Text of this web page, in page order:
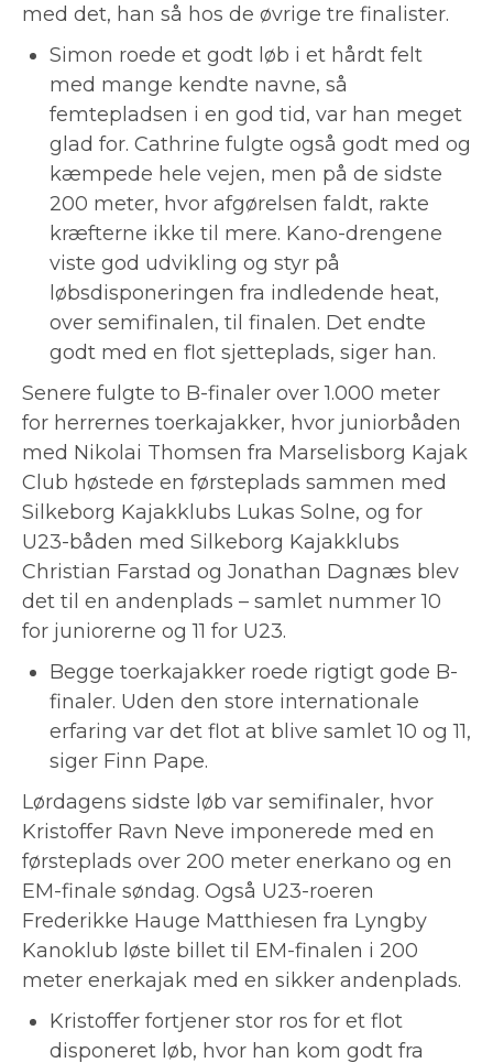
med det, han så hos de øvrige tre finalister.
Simon roede et godt løb i et hårdt felt
med mange kendte navne, så
femtepladsen i en god tid, var han meget
glad for. Cathrine fulgte også godt med og
kæmpede hele vejen, men på de sidste
200 meter, hvor afgørelsen faldt, rakte
kræfterne ikke til mere. Kano-drengene
viste god udvikling og styr på
løbsdisponeringen fra indledende heat,
over semifinalen, til finalen. Det endte
godt med en flot sjetteplads, siger han.
Senere fulgte to B-finaler over 1.000 meter
for herrernes toerkajakker, hvor juniorbåden
med Nikolai Thomsen fra Marselisborg Kajak
Club høstede en førsteplads sammen med
Silkeborg Kajakklubs Lukas Solne, og for
U23-båden med Silkeborg Kajakklubs
Christian Farstad og Jonathan Dagnæs blev
det til en andenplads – samlet nummer 10
for juniorerne og 11 for U23.
Begge toerkajakker roede rigtigt gode B-
finaler. Uden den store internationale
erfaring var det flot at blive samlet 10 og 11,
siger Finn Pape.
Lørdagens sidste løb var semifinaler, hvor
Kristoffer Ravn Neve imponerede med en
førsteplads over 200 meter enerkano og en
EM-finale søndag. Også U23-roeren
Frederikke Hauge Matthiesen fra Lyngby
Kanoklub løste billet til EM-finalen i 200
meter enerkajak med en sikker andenplads.
Kristoffer fortjener stor ros for et flot
disponeret løb, hvor han kom godt fra